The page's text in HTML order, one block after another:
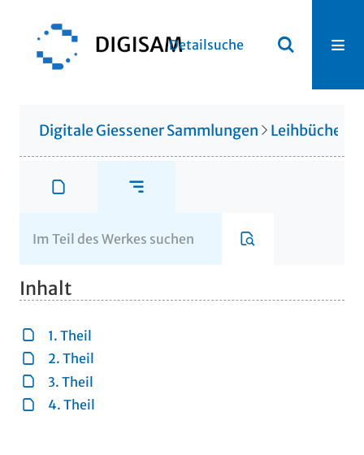
Detailsuche
Digitale Giessener Sammlungen
Inhalt
1. Theil
2. Theil
3. Theil
4. Theil